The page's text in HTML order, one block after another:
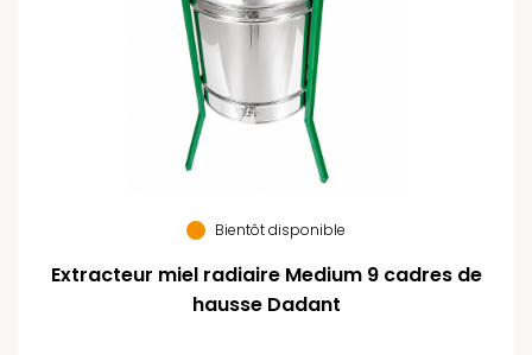
Bientôt disponible
Extracteur miel radiaire Medium 9 cadres de
hausse Dadant